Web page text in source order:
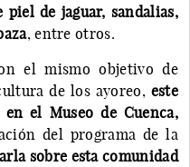
de jaguar, sandalias,
, entre otros.
el mismo objetivo de
de los ayoreo, este
el Museo de Cuenca,
del programa de la
sobre esta comunidad